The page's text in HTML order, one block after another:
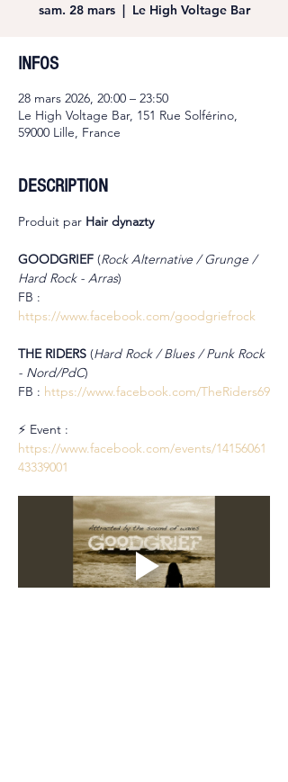
sam. 28 mars
  |
Le High Voltage Bar
INFOS
28 mars 2026, 20:00 – 23:50
Le High Voltage Bar, 151 Rue Solférino,
59000 Lille, France
DESCRIPTION
Produit par Hair dynazty
GOODGRIEF (Rock Alternative / Grunge /
Hard Rock - Arras)
FB :
https://www.facebook.com/goodgriefrock
THE RIDERS (Hard Rock / Blues / Punk Rock
- Nord/PdC)
FB : https://www.facebook.com/TheRiders69
⚡ Event :
https://www.facebook.com/events/14156061
43339001